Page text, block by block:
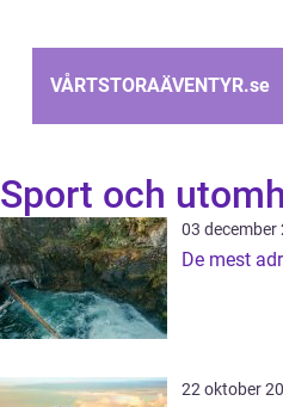
VÅRTSTORAÄVENTYR.se
Sport och
03 december
De mest
22 oktober